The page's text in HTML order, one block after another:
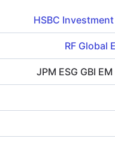
HSBC
RF Global
JPM ESG GBI